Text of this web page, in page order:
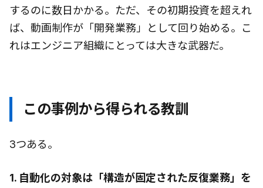
するのに数日かかる。ただ、その初期投資を超えれ
ば、動画制作が「開発業務」として回り始める。こ
れはエンジニア組織にとっては大きな武器だ。
この事例から得られる教訓
3つある。
1. 自動化の対象は「構造が固定された反復業務」を